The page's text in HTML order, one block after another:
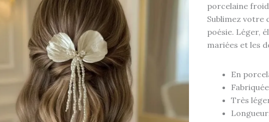
porcelaine
Sublimez votre
poésie. Léger,
mariées et les
En
Très